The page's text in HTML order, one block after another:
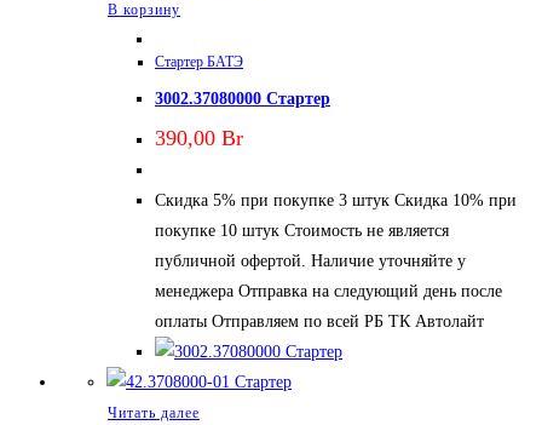
В корзину
Стартер БАТЭ
3002.37080000 Стартер
390,00 Br
Скидка 5% при покупке 3 штук Скидка 10% при
покупке 10 штук Стоимость не является
публичной офертой. Наличие уточняйте у
менеджера Отправка на следующий день после
оплаты Отправляем по всей РБ ТК Автолайт
Читать далее